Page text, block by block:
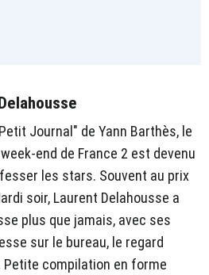
Journal" de Yann Barthès, le
end de France 2 est devenu
les stars. Souvent au prix
soir, Laurent Delahousse a
plus que jamais, avec ses
sur le bureau, le regard
Petite compilation en forme